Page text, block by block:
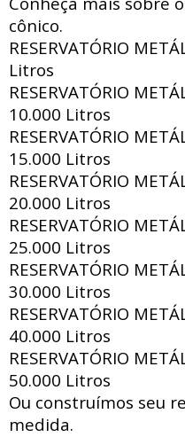
cônico.
RESERVATÓRIO
Litros
RESERVATÓRIO
10.000 Litros
RESERVATÓRIO
15.000 Litros
RESERVATÓRIO
20.000 Litros
RESERVATÓRIO
25.000 Litros
RESERVATÓRIO
30.000 Litros
RESERVATÓRIO
40.000 Litros
RESERVATÓRIO
50.000 Litros
Ou construímos seu
medida.